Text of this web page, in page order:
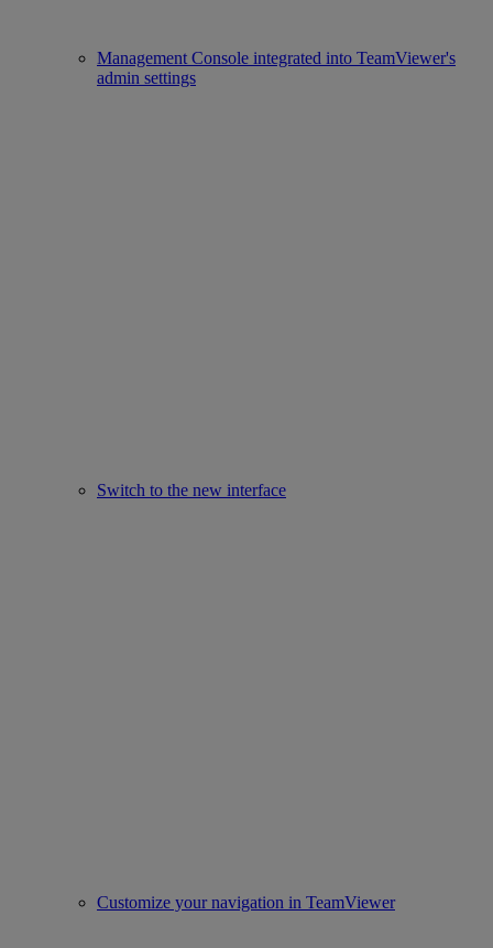
Management Console integrated into TeamViewer's
admin settings
Switch to the new interface
Customize your navigation in TeamViewer